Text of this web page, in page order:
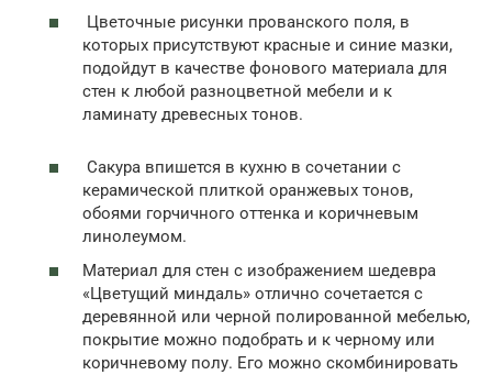
Цветочные рисунки прованского поля, в
которых присутствуют красные и синие мазки,
подойдут в качестве фонового материала для
стен к любой разноцветной мебели и к
ламинату древесных тонов.
Сакура впишется в кухню в сочетании с
керамической плиткой оранжевых тонов,
обоями горчичного оттенка и коричневым
линолеумом.
Материал для стен с изображением шедевра
«Цветущий миндаль» отлично сочетается с
деревянной или черной полированной мебелью,
покрытие можно подобрать и к черному или
коричневому полу. Его можно скомбинировать